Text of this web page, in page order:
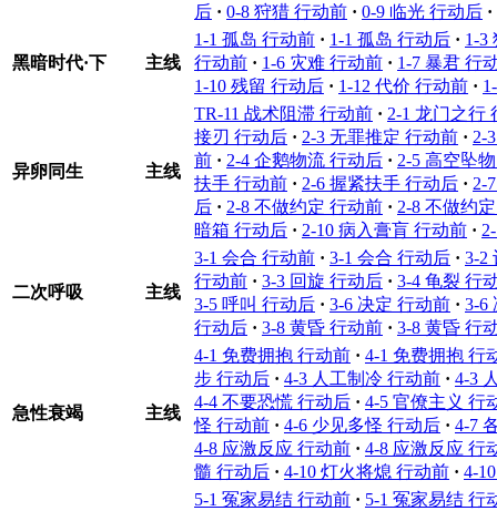
后 · 0-8 狩猎 行动前 · 0-9 临光 行动后 ·
黑暗时代·下 主线
1-1 孤岛 行动前 · 1-1 孤岛 行动后 · 1-3
行动前 · 1-6 灾难 行动前 · 1-7 暴君 行
1-10 残留 行动后 · 1-12 代价 行动前 ·
异卵同生 主线
TR-11 战术阻滞 行动前 · 2-1 龙门之行
接刃 行动后 · 2-3 无罪推定 行动前 · 2-
前 · 2-4 企鹅物流 行动后 · 2-5 高空坠
扶手 行动前 · 2-6 握紧扶手 行动后 · 2-
后 · 2-8 不做约定 行动前 · 2-8 不做约
暗箱 行动后 · 2-10 病入膏肓 行动前 ·
二次呼吸 主线
3-1 会合 行动前 · 3-1 会合 行动后 · 3-2
行动前 · 3-3 回旋 行动后 · 3-4 龟裂 行
3-5 呼叫 行动后 · 3-6 决定 行动前 · 3-6
行动后 · 3-8 黄昏 行动前 · 3-8 黄昏 行
急性衰竭 主线
4-1 免费拥抱 行动前 · 4-1 免费拥抱 行
步 行动后 · 4-3 人工制冷 行动前 · 4-3
4-4 不要恐慌 行动后 · 4-5 官僚主义 行
怪 行动前 · 4-6 少见多怪 行动后 · 4-7
4-8 应激反应 行动前 · 4-8 应激反应 行
髓 行动后 · 4-10 灯火将熄 行动前 · 4-
5-1 冤家易结 行动前 · 5-1 冤家易结 行